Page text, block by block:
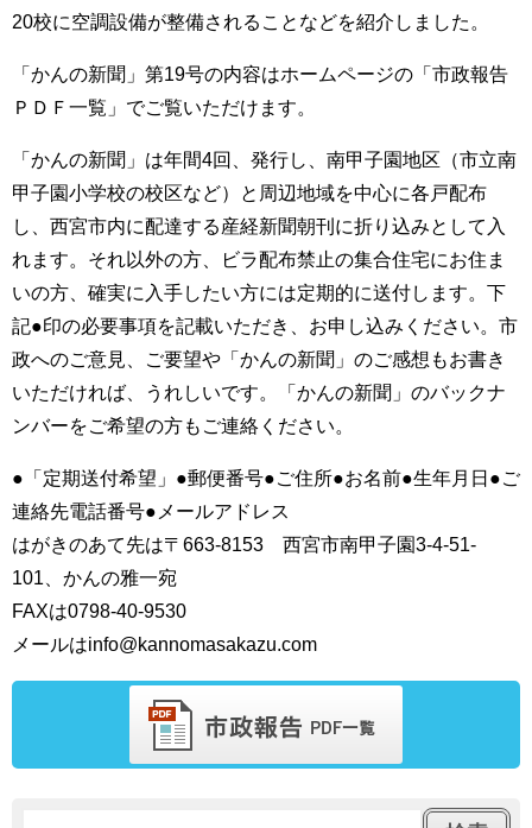
20校に空調設備が整備されることなどを紹介しました。
「かんの新聞」第19号の内容はホームページの「市政報告
ＰＤＦ一覧」でご覧いただけます。
「かんの新聞」は年間4回、発行し、南甲子園地区（市立南
甲子園小学校の校区など）と周辺地域を中心に各戸配布
し、西宮市内に配達する産経新聞朝刊に折り込みとして入
れます。それ以外の方、ビラ配布禁止の集合住宅にお住ま
いの方、確実に入手したい方には定期的に送付します。下
記●印の必要事項を記載いただき、お申し込みください。市
政へのご意見、ご要望や「かんの新聞」のご感想もお書き
いただければ、うれしいです。「かんの新聞」のバックナ
ンバーをご希望の方もご連絡ください。
●「定期送付希望」●郵便番号●ご住所●お名前●生年月日●ご
連絡先電話番号●メールアドレス
はがきのあて先は〒663‐8153 西宮市南甲子園3‐4‐51‐
101、かんの雅一宛
FAXは0798‐40‐9530
メールはinfo@kannomasakazu.com